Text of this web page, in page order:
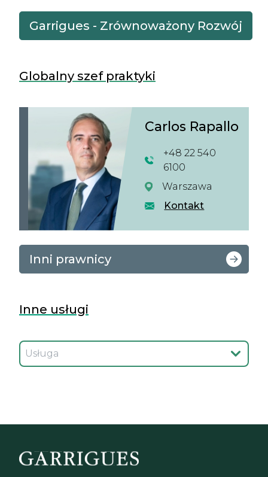
Garrigues - Zrównoważony Rozwój
Globalny szef praktyki
Carlos Rapallo
+48 22 540
6100
Warszawa
Kontakt
Inni prawnicy
Inne usługi
Wybierz usługę